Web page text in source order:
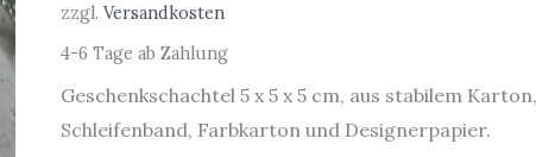
zzgl. Versandkosten
4-6 Tage ab Zahlung
Geschenkschachtel 5 x 5 x 5 cm, aus stabilem Karton,
Schleifenband, Farbkarton und Designerpapier.